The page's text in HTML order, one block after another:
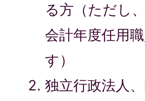
る方（ただし
会計年度任用
す）
独立行政法人